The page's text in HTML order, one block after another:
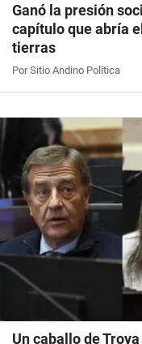
Ganó la presión
capítulo que abría
tierras
Por Sitio Andino Política
Un caballo de